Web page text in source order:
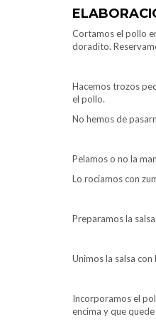
Cortamos el pollo
doradito.
Hacemos trozos
el pollo.
No hemos de
Pelamos o no la
Lo rociamos con
Preparamos la
Unimos la salsa
Incorporamos el
encima y que